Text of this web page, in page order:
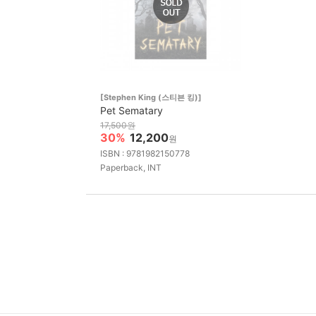
[Stephen King (스티븐 킹)]
Pet Sematary
17,500원
30% 12,200원
ISBN : 9781982150778
Paperback, INT